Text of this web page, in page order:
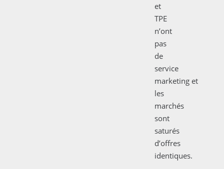
et
TPE
n’ont
pas
de
service
marketing et
les
marchés
sont
saturés
d’offres
identiques.